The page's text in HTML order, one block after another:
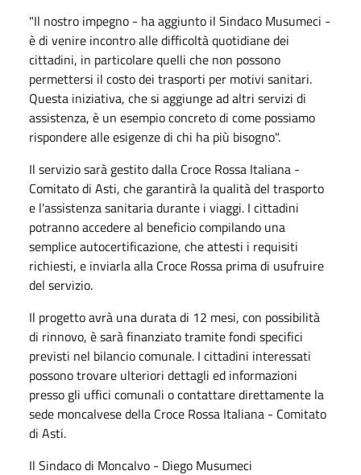
"Il nostro impegno - ha aggiunto il Sindaco Musumeci -
è di venire incontro alle difficoltà quotidiane dei
cittadini, in particolare quelli che non possono
permettersi il costo dei trasporti per motivi sanitari.
Questa iniziativa, che si aggiunge ad altri servizi di
assistenza, è un esempio concreto di come possiamo
rispondere alle esigenze di chi ha più bisogno".
Il servizio sarà gestito dalla Croce Rossa Italiana -
Comitato di Asti, che garantirà la qualità del trasporto
e l'assistenza sanitaria durante i viaggi. I cittadini
potranno accedere al beneficio compilando una
semplice autocertificazione, che attesti i requisiti
richiesti, e inviarla alla Croce Rossa prima di usufruire
del servizio.
Il progetto avrà una durata di 12 mesi, con possibilità
di rinnovo, è sarà finanziato tramite fondi specifici
previsti nel bilancio comunale. I cittadini interessati
possono trovare ulteriori dettagli ed informazioni
presso gli uffici comunali o contattare direttamente la
sede moncalvese della Croce Rossa Italiana - Comitato
di Asti.
Il Sindaco di Moncalvo - Diego Musumeci